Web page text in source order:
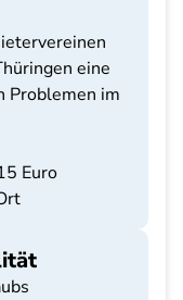
eine
Problemen im
Euro